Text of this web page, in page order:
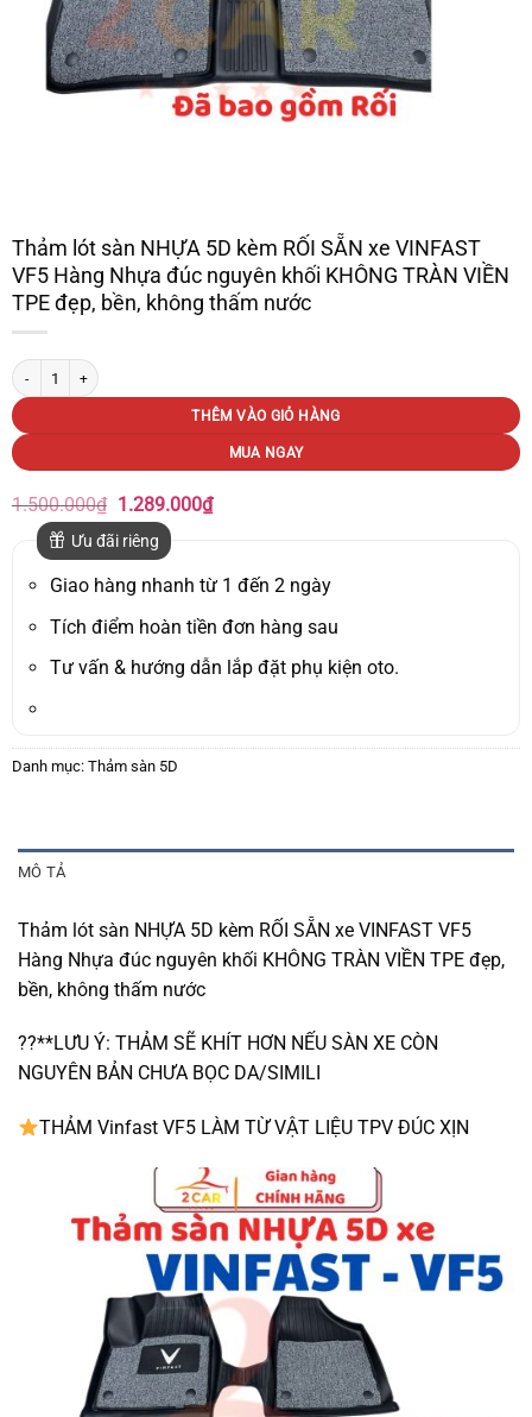
Thảm lót sàn NHỰA 5D kèm RỐI SẴN xe VINFAST
VF5 Hàng Nhựa đúc nguyên khối KHÔNG TRÀN VIỀN
TPE đẹp, bền, không thấm nước
Thảm lót sàn NHỰA 5D kèm RỐI SẴN xe VINFAST VF5 Hàng Nhựa đúc nguyên
THÊM VÀO GIỎ HÀNG
MUA NGAY
1.500.000₫ Giá
gốc
là:
1.500.000₫.
1.289.000₫Giá
1.289.000₫.
Ưu đãi riêng
Giao hàng nhanh từ 1 đến 2 ngày
Tích điểm hoàn tiền đơn hàng sau
Tư vấn & hướng dẫn lắp đặt phụ kiện oto.
Danh mục: Thảm sàn 5D
MÔ TẢ
Thảm lót sàn NHỰA 5D kèm RỐI SẴN xe VINFAST VF5
Hàng Nhựa đúc nguyên khối KHÔNG TRÀN VIỀN TPE đẹp,
bền, không thấm nước
??**LƯU Ý: THẢM SẼ KHÍT HƠN NẾU SÀN XE CÒN
NGUYÊN BẢN CHƯA BỌC DA/SIMILI
THẢM Vinfast VF5 LÀM TỪ VẬT LIỆU TPV ĐÚC XỊN